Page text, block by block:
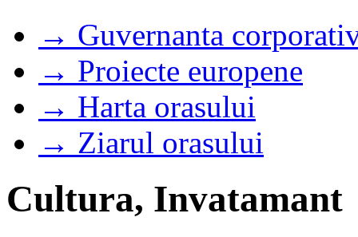
→ Guvernanta
→ Proiecte europene
→ Harta orasului
→ Ziarul orasului
Cultura, Invatamant